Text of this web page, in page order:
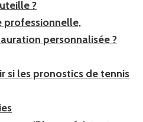
?
professionnelle,
personnalisée ?
si les pronostics de tennis